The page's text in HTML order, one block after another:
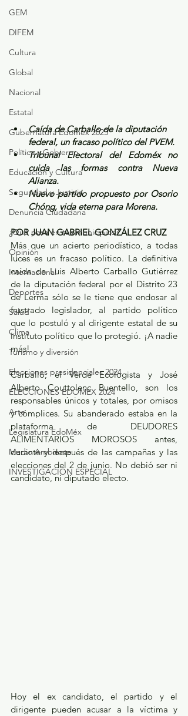
GEM
DIFEM
Cultura
Global
Nacional
Estatal
Gubernatura Edoméx 2023
Política y Gobierno
Educación y Cultura
Seguridad y Justicia
Denuncia Ciudadana
¿Qué pasa en tus municipios?
Opinión
Internacional
Deportes
Salud
Clima
Turismo y diversión
Elecciones presidenciales 2024
ELECCIONES EDOMEX 2024
Arte
Legislatura EdoMéx
Medio Ambiente
INVESTIGACIÓN ESPECIAL
Caída de Carballo de la diputación
federal, un fracaso político del PVEM.
Tribunal Electoral del Edoméx no
cuida las formas contra Nueva
Alianza.
Nuevo partido propuesto por Osorio
Chóng, vida eterna para Morena.
POR JUAN GABRIEL GONZÁLEZ CRUZ
Más que un acierto periodístico, a todas
luces es un fracaso político. La definitiva
caída de Luis Alberto Carballo Gutiérrez
de la diputación federal por el Distrito 23
de Lerma sólo se le tiene que endosar al
frustrado legislador, al partido político
que lo postuló y al dirigente estatal de su
instituto político que lo protegió. ¡A nadie
más!
Carballo, el Verde Ecologista y José
Alberto Couttolenc Buentello, son los
responsables únicos y totales, por omisos
y cómplices. Su abanderado estaba en la
plataforma de DEUDORES
ALIMENTARIOS MOROSOS antes,
durante y después de las campañas y las
elecciones del 2 de junio. No debió ser ni
candidato, ni diputado electo.
Hoy el ex candidato, el partido y el
dirigente pueden acusar a la víctima y